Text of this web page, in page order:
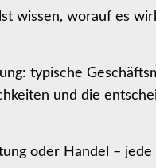
wissen, worauf es
typische
und die
oder Handel – jede